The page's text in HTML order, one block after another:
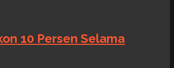
10 Persen Selama